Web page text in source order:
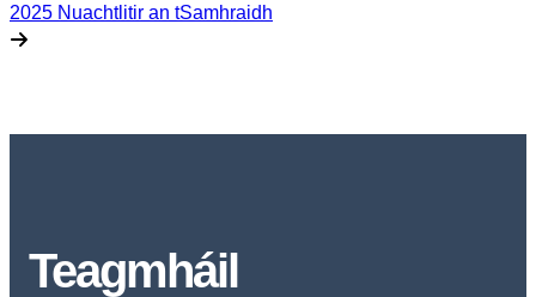
2025 Nuachtlitir an tSamhraidh
Teagmháil